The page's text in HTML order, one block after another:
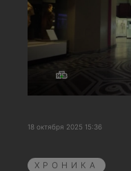
18 октября 2025 15:36
ХРОНИКА